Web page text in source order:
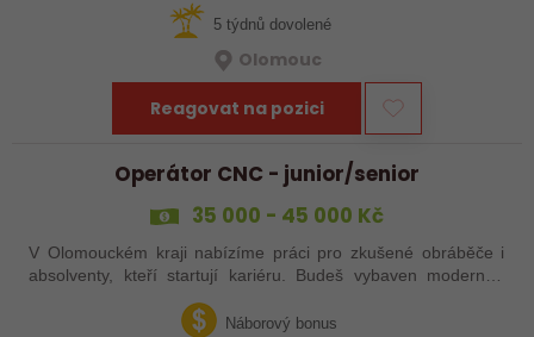
5 týdnů dovolené
Olomouc
Reagovat na pozici
Operátor CNC - junior/senior
35 000 - 45 000 Kč
V Olomouckém kraji nabízíme práci pro zkušené obráběče i
absolventy, kteří startují kariéru. Budeš vybaven moderním
dozvědět více, neváhej…
Náborový bonus